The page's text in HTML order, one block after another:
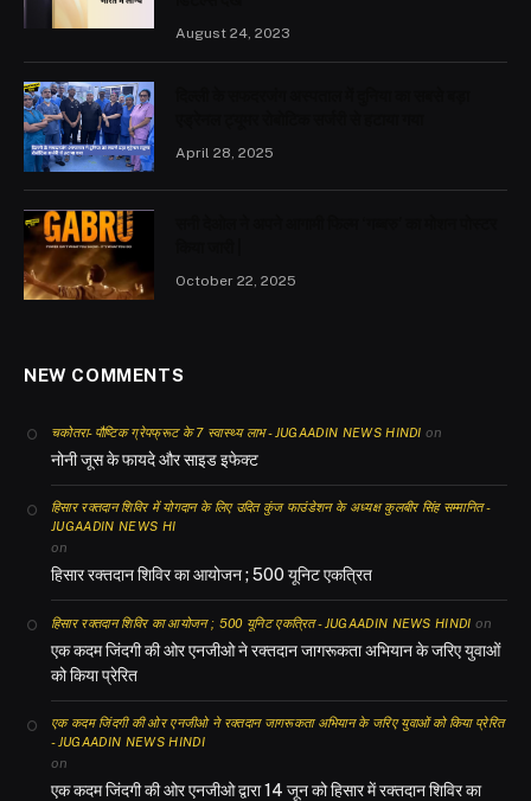
August 24, 2023
April 28, 2025
October 22, 2025
NEW COMMENTS
चकोतरा- पौष्टिक ग्रेपफ्रूट के 7 स्वास्थ्य लाभ - JUGAADIN NEWS HINDI on
नोनी जूस के फायदे और साइड इफेक्ट
हिसार रक्तदान शिविर में योगदान के लिए उदित कुंज फाउंडेशन के अध्यक्ष कुलबीर सिंह सम्मानित -
JUGAADIN NEWS HI
on
हिसार रक्तदान शिविर का आयोजन ; 500 यूनिट एकत्रित
हिसार रक्तदान शिविर का आयोजन ; 500 यूनिट एकत्रित - JUGAADIN NEWS HINDI on
एक कदम जिंदगी की ओर एनजीओ ने रक्तदान जागरूकता अभियान के जरिए युवाओं
को किया प्रेरित
एक कदम जिंदगी की ओर एनजीओ ने रक्तदान जागरूकता अभियान के जरिए युवाओं को किया प्रेरित
- JUGAADIN NEWS HINDI
on
एक कदम जिंदगी की ओर एनजीओ द्वारा 14 जून को हिसार में रक्तदान शिविर का